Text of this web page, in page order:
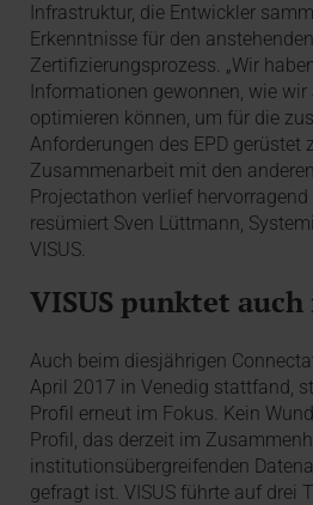
Infrastruktur, die Entwickler
Erkenntnisse für den anstehenden
Zertifizierungsprozess. „Wir
Informationen gewonnen, wie
optimieren können, um für die
Anforderungen des EPD gerüstet
Zusammenarbeit mit den
Projectathon verlief
resümiert Sven Lüttmann,
VISUS.
VISUS punktet
Auch beim diesjährigen
April 2017 in Venedig stattfand,
Profil erneut im Fokus. Kein
Profil, das derzeit im
institutionsübergreifenden
gefragt ist. VISUS führte auf drei